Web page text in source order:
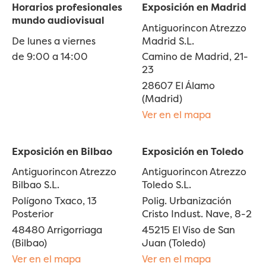
Horarios profesionales
mundo audiovisual
De lunes a viernes
de 9:00 a 14:00
Exposición en Madrid
Antiguorincon Atrezzo
Madrid S.L.
Camino de Madrid, 21-
23
28607 El Álamo
(Madrid)
Ver en el mapa
Exposición en Bilbao
Antiguorincon Atrezzo
Bilbao S.L.
Polígono Txaco, 13
Posterior
48480 Arrigorriaga
(Bilbao)
Ver en el mapa
Exposición en Toledo
Antiguorincon Atrezzo
Toledo S.L.
Polig. Urbanización
Cristo Indust. Nave, 8-2
45215 El Viso de San
Juan (Toledo)
Ver en el mapa